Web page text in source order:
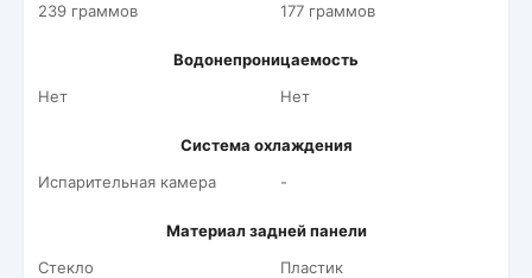
239 граммов
177 граммов
Водонепроницаемость
Нет
Нет
Система охлаждения
Испарительная камера
-
Материал задней панели
Стекло
Пластик